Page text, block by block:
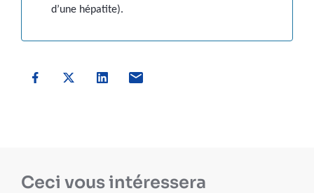
d’une hépatite).
Ceci vous intéressera